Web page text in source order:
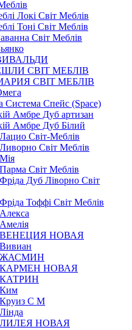
Локі Світ Меблів
Тоні Світ Меблів
Світ Меблів
СВІТ МЕБЛІВ
СВІТ МЕБЛІВ
Cистема Спейс (Space)
Амбре Дуб артизан
Амбре Дуб Білий
Світ-Меблів
Світ Меблів
Свiт Меблiв
Дуб Ліворно Світ
Тоффі Світ Меблів
ВЕНЕЦИЯ НОВАЯ
ЖАСМИН
КАРМЕН НОВАЯ
КАТРИН
С М
ЛИЛЕЯ НОВАЯ